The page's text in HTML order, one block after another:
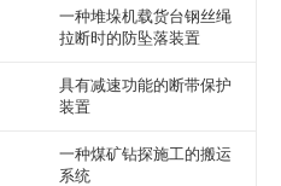
一种堆垛机载货台钢丝绳
拉断时的防坠落装置
具有减速功能的断带保护
装置
一种煤矿钻探施工的搬运
系统